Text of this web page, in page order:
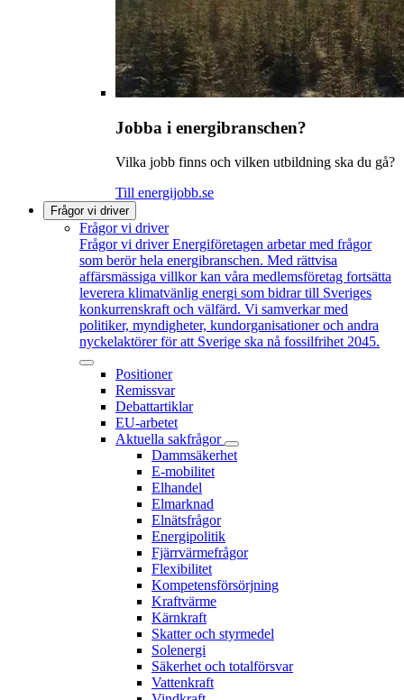
Jobba i energibranschen?
Vilka jobb finns och vilken utbildning ska du gå?
Till energijobb.se
Frågor vi driver
Frågor vi driver
Frågor vi driver Energiföretagen arbetar med frågor
som berör hela energibranschen. Med rättvisa
affärsmässiga villkor kan våra medlemsföretag fortsätta
leverera klimatvänlig energi som bidrar till Sveriges
konkurrenskraft och välfärd. Vi samverkar med
politiker, myndigheter, kundorganisationer och andra
nyckelaktörer för att Sverige ska nå fossilfrihet 2045.
Positioner
Remissvar
Debattartiklar
EU-arbetet
Aktuella sakfrågor
Dammsäkerhet
E-mobilitet
Elhandel
Elmarknad
Elnätsfrågor
Energipolitik
Fjärrvärmefrågor
Flexibilitet
Kompetensförsörjning
Kraftvärme
Kärnkraft
Skatter och styrmedel
Solenergi
Säkerhet och totalförsvar
Vattenkraft